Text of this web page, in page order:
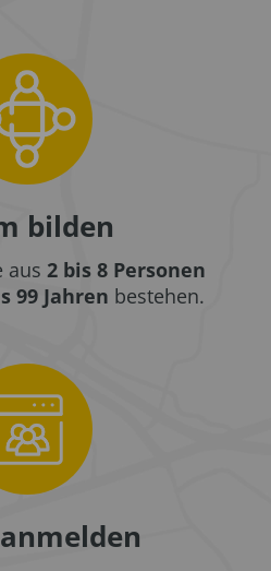
bilden
aus 2 bis 8 Personen
99 Jahren bestehen.